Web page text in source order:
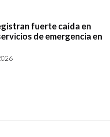
fuerte caída en
de emergencia en